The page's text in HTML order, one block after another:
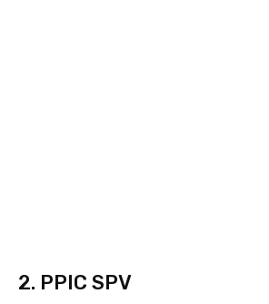
2. PPIC SPV